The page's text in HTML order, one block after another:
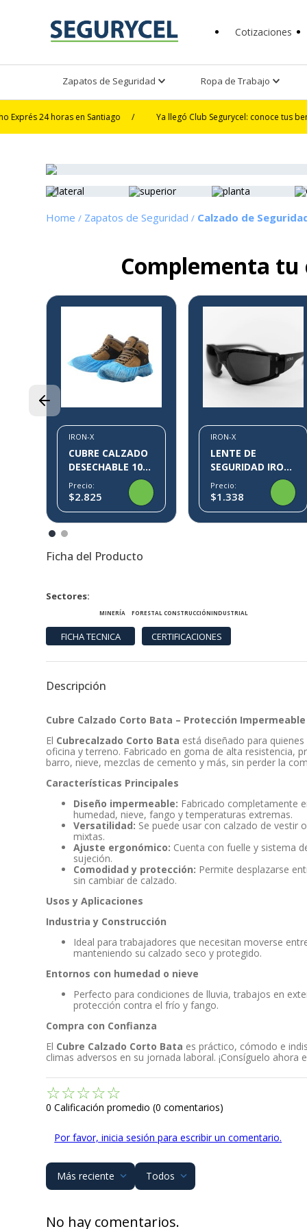
Cotizaciones
Zapatos de Seguridad Ropa de Trabajo
en Santiago / Ya llegó Club Segurycel: conoce tus beneficios /
Zapatos de Seguridad Calzado de
Complementa tu
IRON-X
CUBRE CALZADO
DESECHABLE 100
PARES KLIN IRON-
X
Precio:
$2.825
IRON-X
LENTE DE
SEGURIDAD IRON-
X IX09
Precio:
$1.338
Ficha del Producto
Sectores
MINERÍA FORESTAL CONSTRUCCIÓNINDUSTRIAL
Descripción
Cubre Calzado Corto Bata – Protección
El Cubrecalzado Corto Bata está diseñado para
oficina y terreno. Fabricado en goma de alta resistencia,
barro, nieve, mezclas de cemento y más, sin perder la
Características Principales
Diseño impermeable: Fabricado completamente
humedad, nieve, fango y temperaturas extremas.
Versatilidad: Se puede usar con calzado de vestir
mixtas.
Ajuste ergonómico: Cuenta con fuelle y sistema
sujeción.
Comodidad y protección: Permite desplazarse
sin cambiar de calzado.
Usos y Aplicaciones
Industria y Construcción
Ideal para trabajadores que necesitan moverse
manteniendo su calzado seco y protegido.
Entornos con humedad o nieve
Perfecto para condiciones de lluvia, trabajos en
protección contra el frío y fango.
Compra con Confianza
El Cubre Calzado Corto Bata es práctico, cómodo e
climas adversos en su jornada laboral. ¡Consíguelo ahora
☆☆☆☆☆
0 Calificación promedio (0 comentarios)
Por favor, inicia sesión para escribir un comentario.
Más reciente Todos
No hay comentarios.